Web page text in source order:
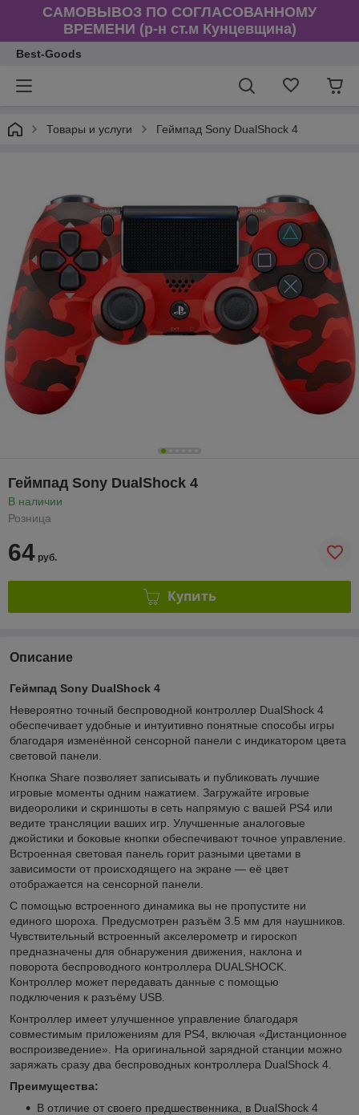
САМОВЫВОЗ ПО СОГЛАСОВАННОМУ
ВРЕМЕНИ (р-н ст.м Кунцевщина)
Best-Goods
Товары и услуги Геймпад Sony DualShock 4
Геймпад Sony DualShock 4
В наличии
Розница
64 руб.
Купить
Описание
Геймпад Sony DualShock 4
Невероятно точный беспроводной контроллер DualShock 4
обеспечивает удобные и интуитивно понятные способы игры
благодаря изменённой сенсорной панели с индикатором цвета
световой панели.
Кнопка Share позволяет записывать и публиковать лучшие
игровые моменты одним нажатием. Загружайте игровые
видеоролики и скриншоты в сеть напрямую с вашей PS4 или
ведите трансляции ваших игр. Улучшенные аналоговые
джойстики и боковые кнопки обеспечивают точное управление.
Встроенная световая панель горит разными цветами в
зависимости от происходящего на экране — её цвет
отображается на сенсорной панели.
С помощью встроенного динамика вы не пропустите ни
единого шороха. Предусмотрен разъём 3.5 мм для наушников.
Чувствительный встроенный акселерометр и гироскоп
предназначены для обнаружения движения, наклона и
поворота беспроводного контроллера DUALSHOCK.
Контроллер может передавать данные с помощью
подключения к разъёму USB.
Контроллер имеет улучшенное управление благодаря
совместимым приложениям для PS4, включая «Дистанционное
воспроизведение». На оригинальной зарядной станции можно
заряжать сразу два беспроводных контроллера DualShock 4.
Преимущества:
В отличие от своего предшественника, в DualShock 4